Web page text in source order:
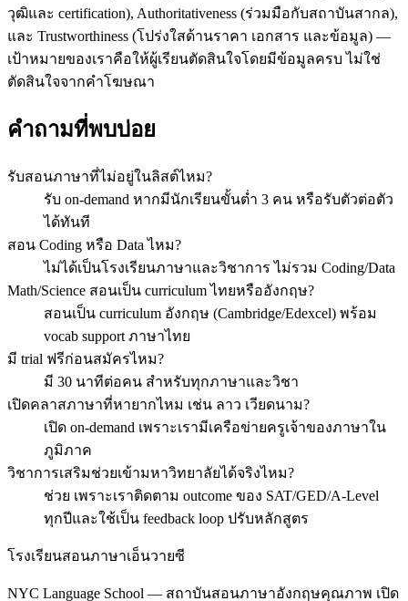
วุฒิและ certification), Authoritativeness (ร่วมมือกับสถาบันสากล),
และ Trustworthiness (โปร่งใสด้านราคา เอกสาร และข้อมูล) —
เป้าหมายของเราคือให้ผู้เรียนตัดสินใจโดยมีข้อมูลครบ ไม่ใช่
ตัดสินใจจากคำโฆษณา
คำถามที่พบบ่อย
รับสอนภาษาที่ไม่อยู่ในลิสต์ไหม?
รับ on-demand หากมีนักเรียนขั้นต่ำ 3 คน หรือรับตัวต่อตัว
ได้ทันที
สอน Coding หรือ Data ไหม?
ไม่ได้เป็นโรงเรียนภาษาและวิชาการ ไม่รวม Coding/Data
Math/Science สอนเป็น curriculum ไทยหรืออังกฤษ?
สอนเป็น curriculum อังกฤษ (Cambridge/Edexcel) พร้อม
vocab support ภาษาไทย
มี trial ฟรีก่อนสมัครไหม?
มี 30 นาทีต่อคน สำหรับทุกภาษาและวิชา
เปิดคลาสภาษาที่หายากไหม เช่น ลาว เวียดนาม?
เปิด on-demand เพราะเรามีเครือข่ายครูเจ้าของภาษาใน
ภูมิภาค
วิชาการเสริมช่วยเข้ามหาวิทยาลัยได้จริงไหม?
ช่วย เพราะเราติดตาม outcome ของ SAT/GED/A-Level
ทุกปีและใช้เป็น feedback loop ปรับหลักสูตร
โรงเรียนสอนภาษาเอ็นวายซี
NYC Language School — สถาบันสอนภาษาอังกฤษคุณภาพ เปิด